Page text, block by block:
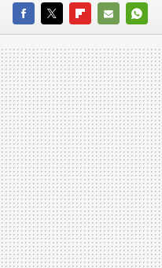
FACEBOOKTWITTERFLIPBOARD
E-
MAIL